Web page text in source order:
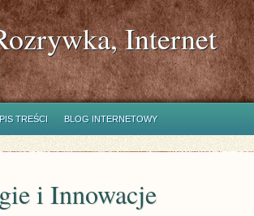
Internet
TREŚCI BLOG INTERNETOWY
i Innowacje